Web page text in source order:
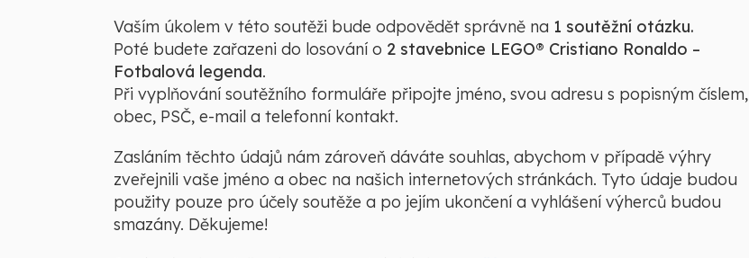
Vaším úkolem v této soutěži bude odpovědět správně na 1 soutěžní otázku.
Poté budete zařazeni do losování o 2 stavebnice LEGO® Cristiano Ronaldo –
Fotbalová legenda.
Při vyplňování soutěžního formuláře připojte jméno, svou adresu s popisným číslem,
obec, PSČ, e-mail a telefonní kontakt.
Zasláním těchto údajů nám zároveň dáváte souhlas, abychom v případě výhry
zveřejnili vaše jméno a obec na našich internetových stránkách. Tyto údaje budou
použity pouze pro účely soutěže a po jejím ukončení a vyhlášení výherců budou
smazány. Děkujeme!